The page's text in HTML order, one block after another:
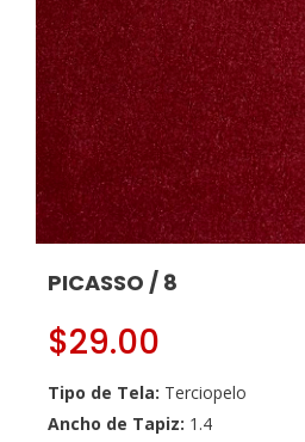
PICASSO / 8
$29.00
Tipo de Tela: Terciopelo
Ancho de Tapiz: 1.4